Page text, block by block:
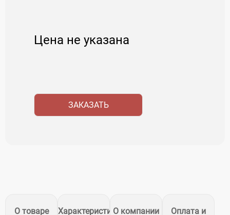
Цена не указана
ЗАКАЗАТЬ
О товаре ХарактеристикиО компании Оплата и